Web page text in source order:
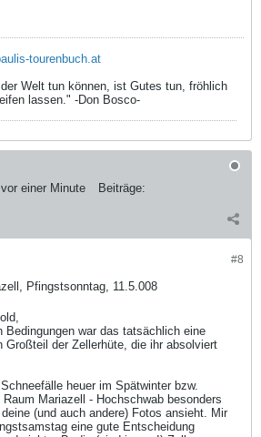
tourenbuch.at
Welt tun können, ist Gutes tun, fröhlich
lassen." -Don Bosco-
vor einer Minute Beiträge:
#8
Pfingstsonntag, 11.5.008
Bedingungen war das tatsächlich eine
Großteil der Zellerhüte, die ihr absolviert
heuer im Spätwinter bzw.
Raum Mariazell - Hochschwab besonders
(und auch andere) Fotos ansieht. Mir
eine gute Entscheidung